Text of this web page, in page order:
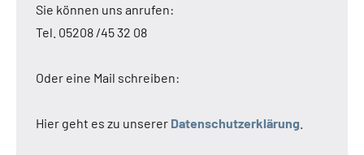
Sie können uns anrufen:
Tel. 05208 /45 32 08
Oder eine Mail schreiben:
Hier geht es zu unserer Datenschutzerklärung